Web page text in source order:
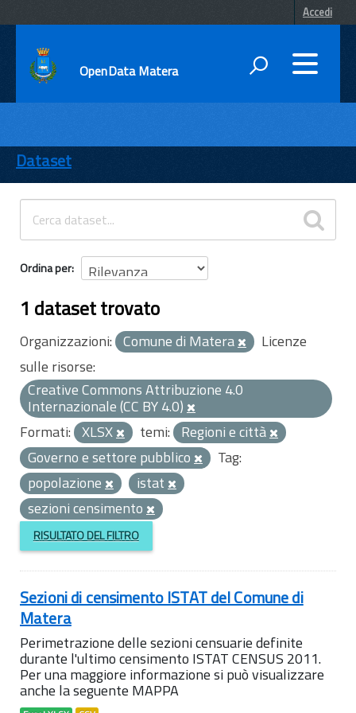
Accedi
OpenData Matera
ENTI
TEMI
INFORMAZIONI
Dataset
Ordina per
1 dataset trovato
Organizzazioni: Comune di Matera
Licenze
sulle risorse:
Creative Commons Attribuzione 4.0
Internazionale (CC BY 4.0)
Formati: XLSX temi: Regioni e città
Governo e settore pubblico
Tag:
popolazione
istat
sezioni censimento
RISULTATO DEL FILTRO
Sezioni di censimento ISTAT del Comune di
Matera
Perimetrazione delle sezioni censuarie definite
durante l'ultimo censimento ISTAT CENSUS 2011.
Per una maggiore informazione si può visualizzare
anche la seguente MAPPA